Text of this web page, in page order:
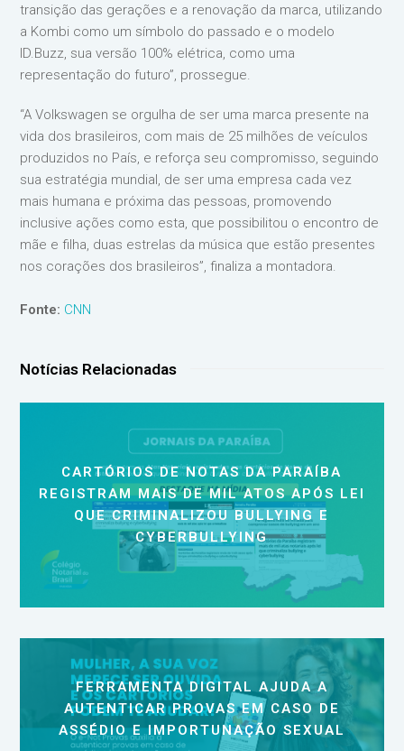
transição das gerações e a renovação da marca, utilizando
a Kombi como um símbolo do passado e o modelo
ID.Buzz, sua versão 100% elétrica, como uma
representação do futuro”, prossegue.
“A Volkswagen se orgulha de ser uma marca presente na
vida dos brasileiros, com mais de 25 milhões de veículos
produzidos no País, e reforça seu compromisso, seguindo
sua estratégia mundial, de ser uma empresa cada vez
mais humana e próxima das pessoas, promovendo
inclusive ações como esta, que possibilitou o encontro de
mãe e filha, duas estrelas da música que estão presentes
nos corações dos brasileiros”, finaliza a montadora.
Fonte: CNN
Notícias Relacionadas
CARTÓRIOS DE NOTAS DA PARAÍBA
REGISTRAM MAIS DE MIL ATOS APÓS LEI
QUE CRIMINALIZOU BULLYING E
CYBERBULLYING
FERRAMENTA DIGITAL AJUDA A
AUTENTICAR PROVAS EM CASO DE
ASSÉDIO E IMPORTUNAÇÃO SEXUAL